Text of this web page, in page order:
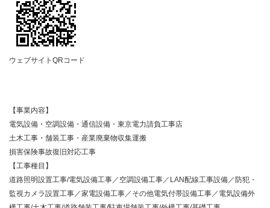
ウェブサイトQRコード
【事業内容】
電気設備・空調設備・通信設備・東京電力請負工事店
土木工事・舗装工事・産業廃棄物収集運搬
損害保険事故復旧対応工事
【工事種目】
道路照明設置工事/電気設備工事／空調設備工事／LAN配線工事設備／防犯・
監視カメラ設置工事／家電設備工事／その他電気付帯設備工事／電気設備外